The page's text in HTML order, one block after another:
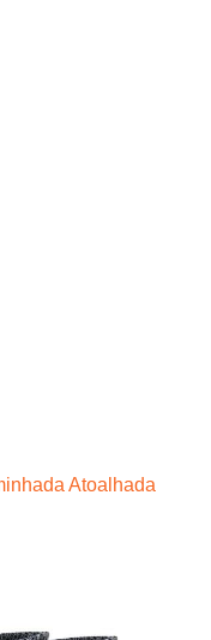
Atoalhada